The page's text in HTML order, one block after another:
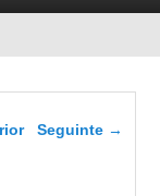
de artigos
Seguinte →